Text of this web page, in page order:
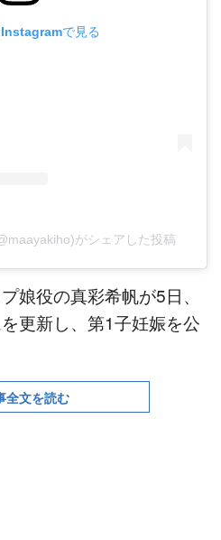
で見る
がシェアした投稿
娘役の真彩希帆が5日、
更新し、第1子妊娠を公
全文を読む